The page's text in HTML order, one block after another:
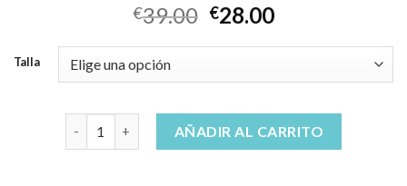
€39.00 €28.00
Talla
shorts vaqueros mujer cantidad
AÑADIR AL CARRITO